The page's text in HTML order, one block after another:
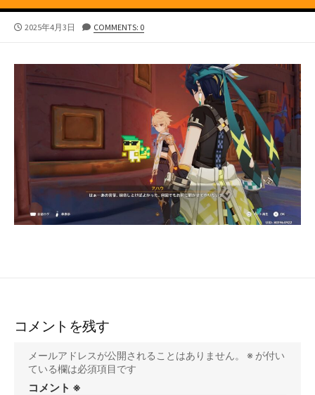
公
2025年4月3日 COMMENTS: 0
コメントを残す
メールアドレスが公開されることはありません。 ※ が付い
ている欄は必須項目です
コメント ※